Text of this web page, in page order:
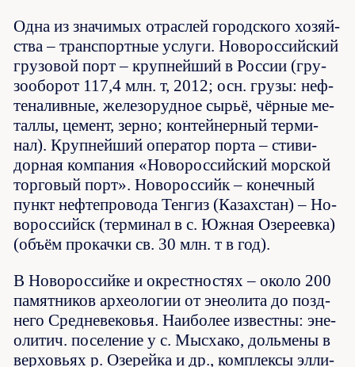
Од­на из зна­чи­мых от­рас­лей городского хо­зяй­
ст­ва – транс­порт­ные ус­лу­ги. Но­во­рос­сий­ский
гру­зо­вой порт – круп­ней­ший в Рос­сии (гру­
зо­обо­рот 117,4 млн. т, 2012; осн. гру­зы: неф­
те­на­лив­ные, же­ле­зо­руд­ное сы­рьё, чёр­ные ме­
тал­лы, це­мент, зер­но; кон­тей­нер­ный тер­ми­
нал). Круп­ней­ший опе­ра­тор пор­та – сти­ви­
дор­ная ком­па­ния «Но­во­рос­сий­ский мор­ской
тор­го­вый порт». Новороссийк – ко­неч­ный
пункт неф­те­про­во­да Тен­гиз (Ка­зах­стан) – Но­
во­рос­сийск (тер­ми­нал в с. Юж­ная Озе­ре­ев­ка)
(объ­ём про­кач­ки св. 30 млн. т в год).
В Новороссийке и ок­ре­ст­но­стях – около 200
па­мят­ни­ков ар­хео­ло­гии от эне­о­ли­та до позд­
не­го Сред­не­ве­ко­вья. Наи­бо­лее из­вест­ны: эне­
о­ли­тич. по­се­ле­ние у с. Мыс­ха­ко, доль­ме­ны в
вер­ховь­ях р. Озе­рей­ка и др., ком­плек­сы эл­ли­